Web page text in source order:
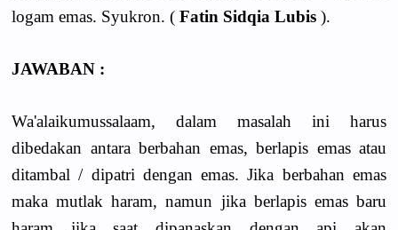
logam emas. Syukron. ( Fatin Sidqia Lubis ).
JAWABAN :
Wa'alaikumussalaam, dalam masalah ini harus
dibedakan antara berbahan emas, berlapis emas atau
ditambal / dipatri dengan emas. Jika berbahan emas
maka mutlak haram, namun jika berlapis emas baru